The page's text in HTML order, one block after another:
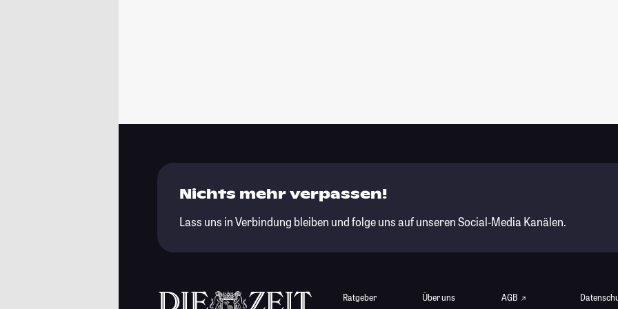
Nichts mehr verpassen!
Lass uns in Verbindung bleiben und folge uns auf unseren Social-Media Kanälen.
Ratgeber Über uns AGB